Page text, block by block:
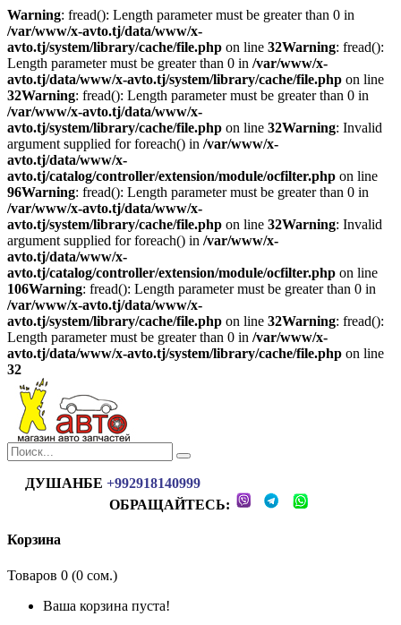
Warning: fread(): Length parameter must be greater than 0 in
/var/www/x-avto.tj/data/www/x-
avto.tj/system/library/cache/file.php on line 32Warning: fread():
Length parameter must be greater than 0 in /var/www/x-
avto.tj/data/www/x-avto.tj/system/library/cache/file.php on line
32Warning: fread(): Length parameter must be greater than 0 in
/var/www/x-avto.tj/data/www/x-
avto.tj/system/library/cache/file.php on line 32Warning: Invalid
argument supplied for foreach() in /var/www/x-
avto.tj/data/www/x-
avto.tj/catalog/controller/extension/module/ocfilter.php on line
96Warning: fread(): Length parameter must be greater than 0 in
/var/www/x-avto.tj/data/www/x-
avto.tj/system/library/cache/file.php on line 32Warning: Invalid
argument supplied for foreach() in /var/www/x-
avto.tj/data/www/x-
avto.tj/catalog/controller/extension/module/ocfilter.php on line
106Warning: fread(): Length parameter must be greater than 0 in
/var/www/x-avto.tj/data/www/x-
avto.tj/system/library/cache/file.php on line 32Warning: fread():
Length parameter must be greater than 0 in /var/www/x-
avto.tj/data/www/x-avto.tj/system/library/cache/file.php on line
32
ДУШАНБЕ +992918140999
ОБРАЩАЙТЕСЬ:
Корзина
Товаров 0 (0 сом.)
Ваша корзина пуста!